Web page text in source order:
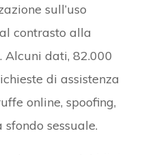
sull’uso
contrasto alla
Alcuni dati, 82.000
di assistenza
online, spoofing,
sessuale.